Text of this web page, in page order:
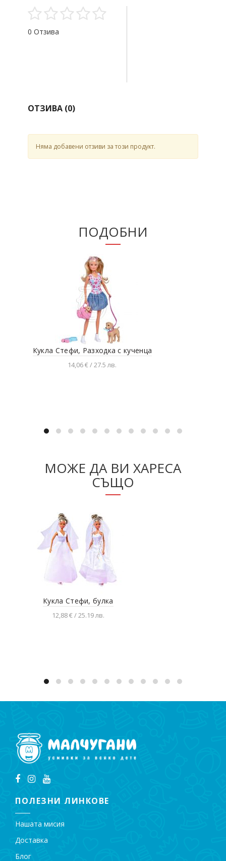
0 Отзива
ОТЗИВА (0)
Няма добавени отзиви за този продукт.
ПОДОБНИ
Кукла Стефи, Разходка с кученца
14,06 € / 27.5 лв.
МОЖЕ ДА ВИ ХАРЕСА
СЪЩО
Кукла Стефи, булка
12,88 € / 25.19 лв.
ПОЛЕЗНИ ЛИНКОВЕ
Нашата мисия
Доставка
Блог